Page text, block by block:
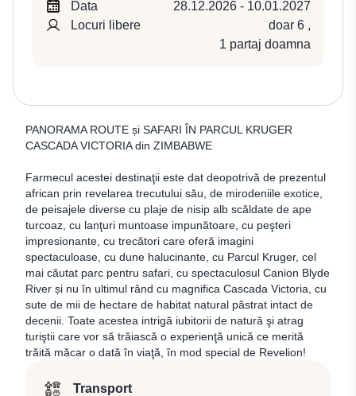
PANORAMA ROUTE și SAFARI ÎN PARCUL KRUGER
CASCADA VICTORIA din ZIMBABWE
Farmecul acestei destinaţii este dat deopotrivă de prezentul
african prin revelarea trecutului său, de mirodeniile exotice,
de peisajele diverse cu plaje de nisip alb scăldate de ape
turcoaz, cu lanţuri muntoase impunătoare, cu peşteri
impresionante, cu trecători care oferă imagini
spectaculoase, cu dune halucinante, cu Parcul Kruger, cel
mai căutat parc pentru safari, cu spectaculosul Canion Blyde
River și nu în ultimul rând cu magnifica Cascada Victoria, cu
sute de mii de hectare de habitat natural păstrat intact de
decenii. Toate acestea intrigă iubitorii de natură şi atrag
turiştii care vor să trăiască o experienţă unică ce merită
trăită măcar o dată în viaţă, în mod special de Revelion!
Transport
Data
28.12.2026 - 10.01.2027
Locuri libere
doar 6 ,
1 partaj doamna